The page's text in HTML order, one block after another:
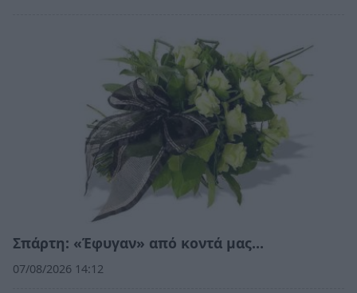
Σπάρτη: «Έφυγαν» από κοντά μας…
07/08/2026 14:12